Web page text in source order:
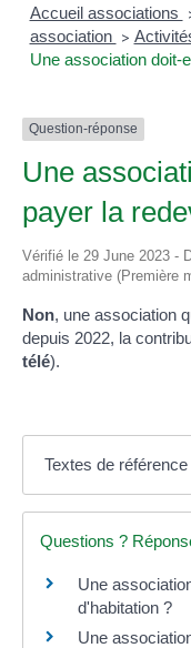
Accueil associations
association >
Une association doit-
Question-réponse
Une
payer la
Vérifié le 29 June 2023 -
administrative (Première
Non, une association
depuis 2022, la
télé).
Textes de référence
Questions ?
Une
d'habitation ?
Une